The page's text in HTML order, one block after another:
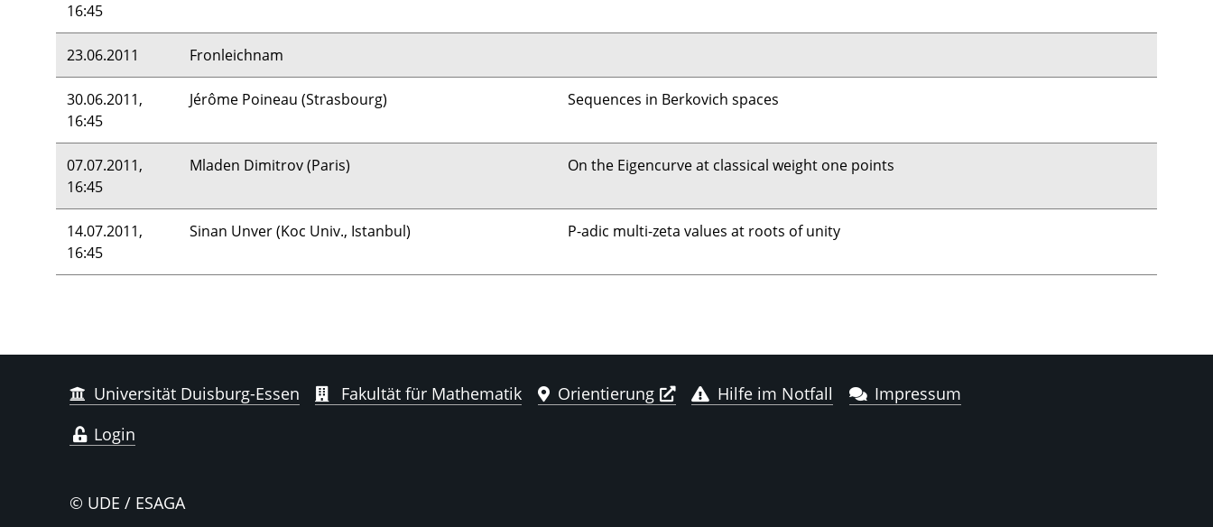
16:45
23.06.2011 Fronleichnam
30.06.2011,
16:45
Jérôme Poineau (Strasbourg) Sequences in Berkovich spaces
07.07.2011,
16:45
Mladen Dimitrov (Paris) On the Eigencurve at classical weight one points
14.07.2011,
16:45
Sinan Unver (Koc Univ., Istanbul) P-adic multi-zeta values at roots of unity
Universität Duisburg-Essen Fakultät für Mathematik Orientierung Hilfe im Notfall
Impressum
Login
© UDE / ESAGA